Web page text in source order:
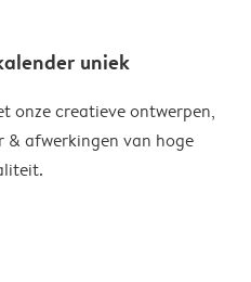
uniek
onze creatieve ontwerpen,
& afwerkingen van hoge